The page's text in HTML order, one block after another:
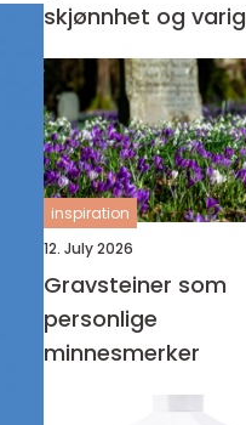
skjønnhet og varig
orden
inspiration
12. July 2026
Gravsteiner som
personlige
minnesmerker